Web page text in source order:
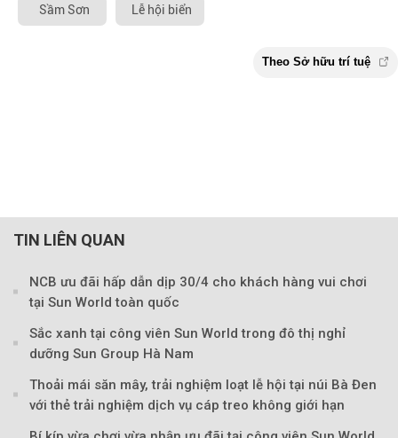
Sầm Sơn Lễ hội biển
TIN LIÊN QUAN
NCB ưu đãi hấp dẫn dịp 30/4 cho khách hàng vui chơi
tại Sun World toàn quốc
Sắc xanh tại công viên Sun World trong đô thị nghỉ
dưỡng Sun Group Hà Nam
Thoải mái săn mây, trải nghiệm loạt lễ hội tại núi Bà Đen
với thẻ trải nghiệm dịch vụ cáp treo không giới hạn